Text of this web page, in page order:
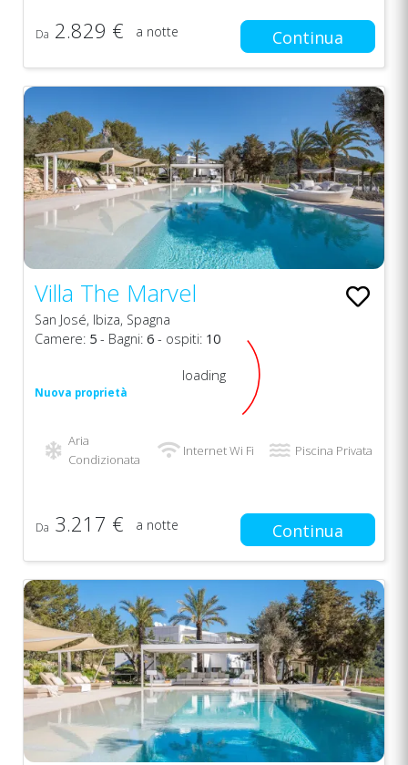
Da 2.829 € a notte Continua
Villa The Marvel
San José, Ibiza, Spagna
Camere: 5 - Bagni: 6 - ospiti: 10
Nuova proprietà
loading
Aria
Condizionata
Internet Wi Fi Piscina Privata
Da 3.217 € a notte Continua